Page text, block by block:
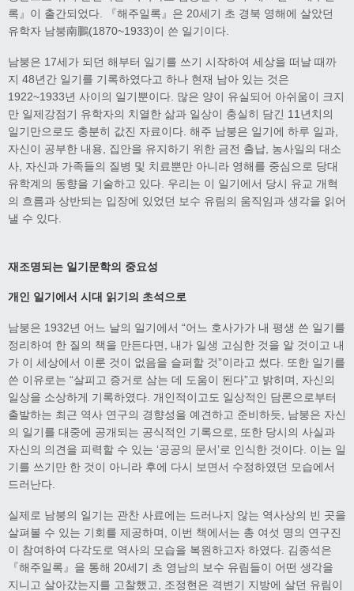
록』이 출간되었다. 『해주일록』은 20세기 초 경북 영해에 살았던
유학자 남붕南鵬(1870~1933)이 쓴 일기이다.
남붕은 17세가 되던 해부터 일기를 쓰기 시작하여 세상을 떠날 때까
지 48년간 일기를 기록하였다고 하나 현재 남아 있는 것은
1922~1933년 사이의 일기뿐이다. 많은 양이 유실되어 아쉬움이 크지
만 일제강점기 유학자의 치열한 삶과 일상이 충실히 담긴 11년치의
일기만으로도 충분히 값진 자료이다. 해주 남붕은 일기에 하루 일과,
자신이 공부한 내용, 집안을 유지하기 위한 금전 출납, 농사일의 대소
사, 자신과 가족들의 질병 및 치료뿐만 아니라 영해를 중심으로 당대
유학계의 동향을 기술하고 있다. 우리는 이 일기에서 당시 유교 개혁
의 흐름과 상반되는 입장에 있었던 보수 유림의 움직임과 생각을 읽어
낼 수 있다.
재조명되는 일기문학의 중요성
개인 일기에서 시대 읽기의 초석으로
남붕은 1932년 어느 날의 일기에서 “어느 호사가가 내 평생 쓴 일기를
정리하여 한 질의 책을 만든다면, 내가 일생 고심한 것을 알 것이고 내
가 이 세상에서 이룬 것이 없음을 슬퍼할 것”이라고 썼다. 또한 일기를
쓴 이유로는 “살피고 증거로 삼는 데 도움이 된다”고 밝히며, 자신의
일상을 소상하게 기록하였다. 개인적이고도 일상적인 담론으로부터
출발하는 최근 역사 연구의 경향성을 예견하고 준비하듯, 남붕은 자신
의 일기를 대중에 공개되는 공식적인 기록으로, 또한 당시의 사실과
자신의 의견을 피력할 수 있는 ‘공공의 문서’로 인식한 것이다. 이는 일
기를 쓰기만 한 것이 아니라 후에 다시 보면서 수정하였던 모습에서
드러난다.
실제로 남붕의 일기는 관찬 사료에는 드러나지 않는 역사상의 빈 곳을
살펴볼 수 있는 기회를 제공하며, 이번 책에서는 총 여섯 명의 연구진
이 참여하여 다각도로 역사의 모습을 복원하고자 하였다. 김종석은
『해주일록』을 통해 20세기 초 영남의 보수 유림들이 어떤 생각을
지니고 살아갔는지를 고찰했고, 조정현은 격변기 지방에 살던 유림이